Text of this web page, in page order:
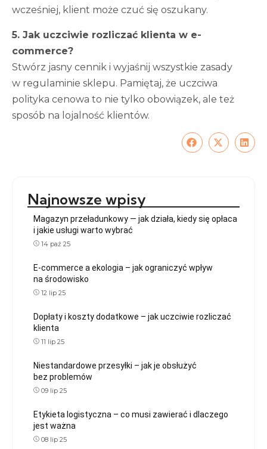
wcześniej, klient może czuć się oszukany.
5. Jak uczciwie rozliczać klienta w e-
commerce?
Stwórz jasny cennik i wyjaśnij wszystkie zasady
w regulaminie sklepu. Pamiętaj, że uczciwa
polityka cenowa to nie tylko obowiązek, ale też
sposób na lojalność klientów.
Najnowsze wpisy
Magazyn przeładunkowy — jak działa, kiedy się opłaca
i jakie usługi warto wybrać
14 paź 25
E-commerce a ekologia – jak ograniczyć wpływ
na środowisko
12 lip 25
Dopłaty i koszty dodatkowe – jak uczciwie rozliczać
klienta
11 lip 25
Niestandardowe przesyłki – jak je obsłużyć
bez problemów
09 lip 25
Etykieta logistyczna – co musi zawierać i dlaczego
jest ważna
08 lip 25